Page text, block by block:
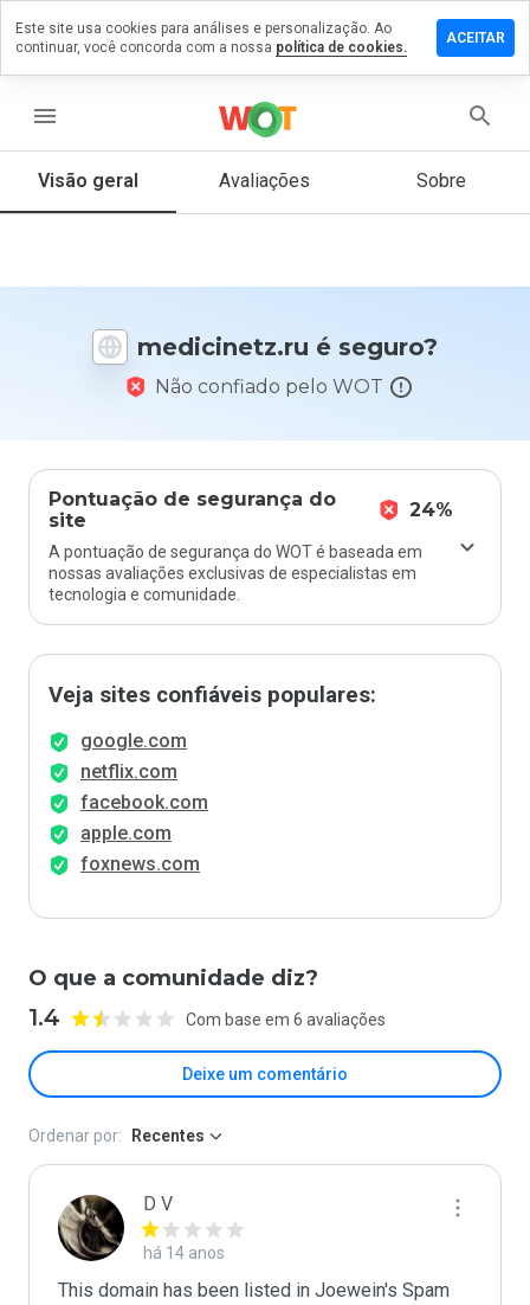
menu
Visão geral Avaliações Sobre
medicinetz.ru é seguro?
Não confiado pelo WOT
Pontuação de segurança do
site
24%
A pontuação de segurança do WOT é baseada em
nossas avaliações exclusivas de especialistas em
tecnologia e comunidade.
Veja sites confiáveis populares:
google.com
netflix.com
facebook.com
apple.com
foxnews.com
O que a comunidade diz?
1.4 Com base em 6 avaliações
Deixe um comentário
um
que
Ordenar por: Recentes
D V
há 14 anos
This domain has been listed in Joewein's Spam
Este site usa cookies para análises e personalização. Ao
continuar, você concorda com a nossa política de cookies.
ACEITAR